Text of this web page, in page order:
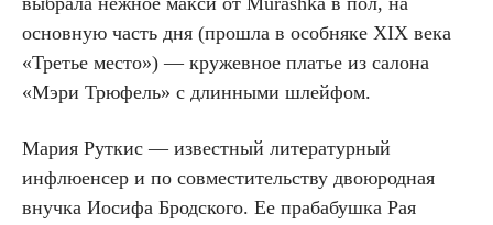
основную часть дня (прошла в особняке XIX века
«Третье место») — кружевное платье из салона
«Мэри Трюфель» с длинными шлейфом.
Мария Руткис — известный литературный
инфлюенсер и по совместительству двоюродная
внучка Иосифа Бродского. Ее прабабушка Рая